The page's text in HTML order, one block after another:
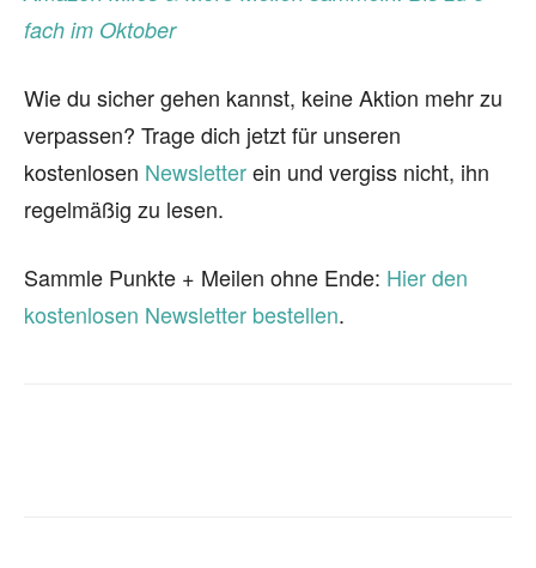
fach im Oktober
Wie du sicher gehen kannst, keine Aktion mehr zu
verpassen? Trage dich jetzt für unseren
kostenlosen Newsletterein und vergiss nicht, ihn
regelmäßig zu lesen.
Sammle Punkte + Meilen ohne Ende: Hier den
kostenlosen Newsletter bestellen.